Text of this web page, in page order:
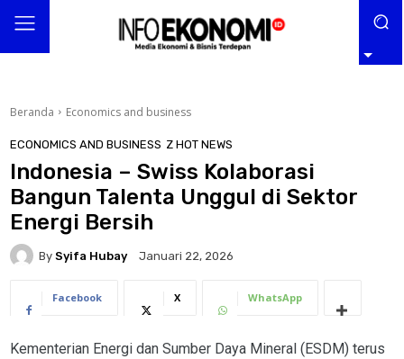
Beranda Economics and business
ECONOMICS AND BUSINESS Z HOT NEWS
Indonesia – Swiss Kolaborasi
Bangun Talenta Unggul di Sektor
Energi Bersih
By Syifa Hubay Januari 22, 2026
Facebook X WhatsApp
Kementerian Energi dan Sumber Daya Mineral (ESDM) terus